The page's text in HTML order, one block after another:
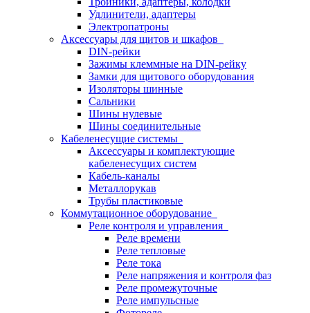
Удлинители, адаптеры
Электропатроны
Аксессуары для щитов и шкафов
DIN-рейки
Зажимы клеммные на DIN-рейку
Замки для щитового оборудования
Изоляторы шинные
Сальники
Шины нулевые
Шины соединительные
Кабеленесущие системы
Аксессуары и комплектующие
кабеленесущих систем
Кабель-каналы
Металлорукав
Трубы пластиковые
Коммутационное оборудование
Реле контроля и управления
Реле времени
Реле тепловые
Реле тока
Реле напряжения и контроля фаз
Реле промежуточные
Реле импульсные